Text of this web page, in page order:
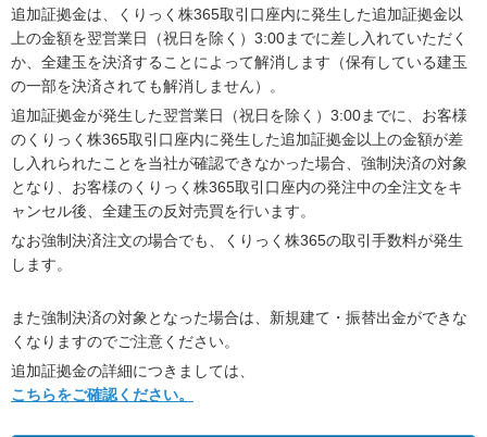
追加証拠金は、くりっく株365取引口座内に発生した追加証拠金以
上の金額を翌営業日（祝日を除く）3:00までに差し入れていただく
か、全建玉を決済することによって解消します（保有している建玉
の一部を決済されても解消しません）。
追加証拠金が発生した翌営業日（祝日を除く）3:00までに、お客様
のくりっく株365取引口座内に発生した追加証拠金以上の金額が差
し入れられたことを当社が確認できなかった場合、強制決済の対象
となり、お客様のくりっく株365取引口座内の発注中の全注文をキ
ャンセル後、全建玉の反対売買を行います。
なお強制決済注文の場合でも、くりっく株365の取引手数料が発生
します。
また強制決済の対象となった場合は、新規建て・振替出金ができな
くなりますのでご注意ください。
追加証拠金の詳細につきましては、
こちらをご確認ください。